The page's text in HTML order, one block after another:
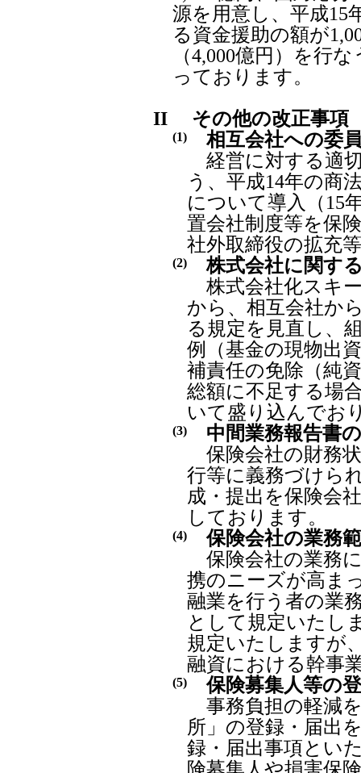
源を用意し、平成15
る資金援助の額が
（4,000億円）を行
っております。
II
その他の改正事項
(1)
相互会社への委
経営に対する適
う、平成14年の商
について導入（15
置会社制度等を保
社外取締役の拡充
(2)
株式会社に関す
株式会社化スキ
から、相互会社か
る規定を見直し、
例（基金の現物出
補責任の免除（純
総額に不足する場
いて盛り込んでお
(3)
中間業務報告書
保険会社の財務
行等に義務づけら
成・提出を保険会
しております。
(4)
保険会社の業務
保険会社の業務
携のニーズが高ま
融業を行う者の業
として規定いたし
規定いたしますが
融資における幹事
(5)
保険募集人等の
事務負担の軽減
所」の登録・届出
録・届出事項とい